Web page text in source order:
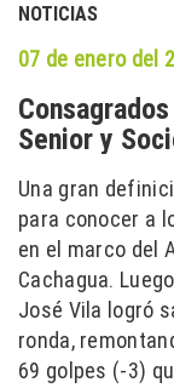
NOTICIAS
07 de enero del
Senior y
Una gran
para conocer a
en el marco del
Cachagua.
José Vila logró
ronda,
69 golpes (-3)